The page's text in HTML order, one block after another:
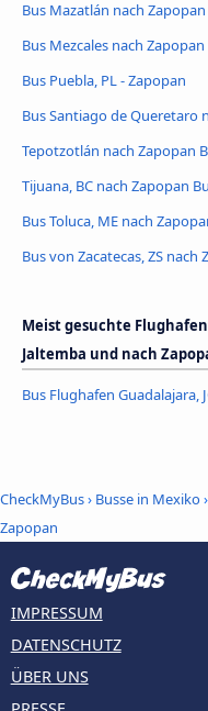
Bus Mazatlán nach Zapopan
Bus Mezcales nach Zapopan
Bus Puebla, PL - Zapopan
Bus Santiago de Queretaro
Tepotzotlán nach Zapopan
Tijuana, BC nach Zapopan
Bus Toluca, ME nach
Bus von Zacatecas, ZS nach
Meist gesuchte
Jaltemba und nach
Bus Flughafen Guadalajara,
CheckMyBus› Busse in Mexiko›
Zapopan
IMPRESSUM
DATENSCHUTZ
ÜBER UNS